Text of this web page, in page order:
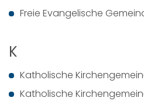
Freie Evangelische
K
Katholische
Katholische